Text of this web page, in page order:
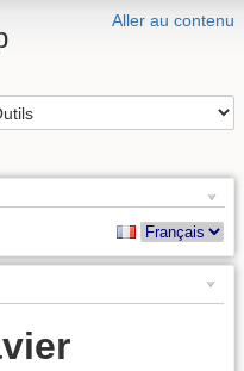
Aller au contenu